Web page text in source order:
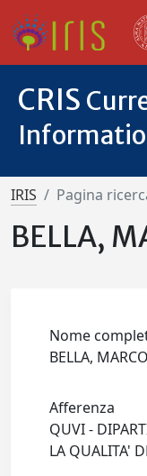
CRIS
IRIS Pagina
BELLA,
Nome
BELLA, MARCO
Afferenza
QUVI -
LA QUALITA'